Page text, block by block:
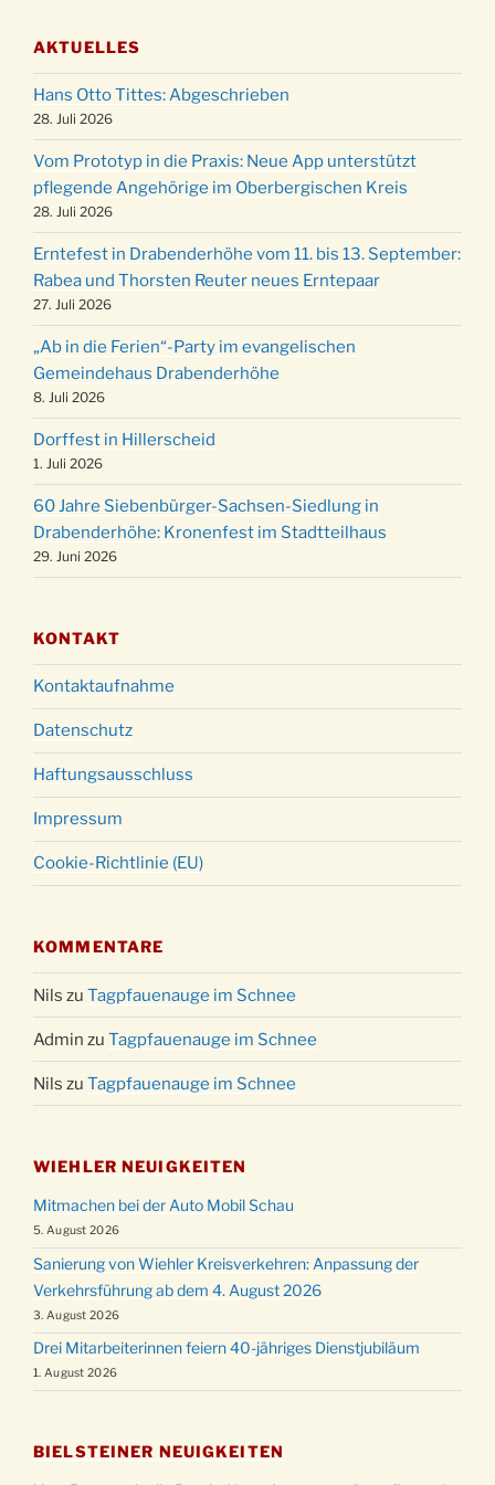
11.12.
Puer-Natus weihnachtliches Brauchtum am
Robert-Gassner-Hof um 17:00 Uhr
19.12.
Kinderbibeltag im Ev. Gemeindehaus von 10-
12 Uhr
20.12.
Weihnachts-Konzert des Honterus Chors in
der Kirche um 17:00 Uhr
24.12.
Familiengottesdienst mit Krippenspiel im Ev.
Gemeindehaus um 15:00 Uhr
24.12. Familiengottesdienst in der FeG um 16 Uhr
24.12.
Weihnachtsgottesdienst in der Kirche um
15:00 Uhr
24.12.
Weihnachtsgottesdienst in der Kirche um
18:00 Uhr
24.12.
Christmette mit der ev. Jugend in der Kirche
um 23:00 Uhr
31.12.
Gottesdienst zu Silvester in der Kirche um
18:00 Uhr
AKTUELLES
Hans Otto Tittes: Abgeschrieben
28. Juli 2026
Vom Prototyp in die Praxis: Neue App unterstützt
pflegende Angehörige im Oberbergischen Kreis
28. Juli 2026
Erntefest in Drabenderhöhe vom 11. bis 13. September:
Rabea und Thorsten Reuter neues Erntepaar
27. Juli 2026
„Ab in die Ferien“-Party im evangelischen
Gemeindehaus Drabenderhöhe
8. Juli 2026
Dorffest in Hillerscheid
1. Juli 2026
60 Jahre Siebenbürger-Sachsen-Siedlung in
Drabenderhöhe: Kronenfest im Stadtteilhaus
29. Juni 2026
KONTAKT
Kontaktaufnahme
Datenschutz
Haftungsausschluss
Impressum
Cookie-Richtlinie (EU)
KOMMENTARE
Nils zu Tagpfauenauge im Schnee
Admin zu Tagpfauenauge im Schnee
Nils zu Tagpfauenauge im Schnee
WIEHLER NEUIGKEITEN
Mitmachen bei der Auto Mobil Schau
5. August 2026
Sanierung von Wiehler Kreisverkehren: Anpassung der
Verkehrsführung ab dem 4. August 2026
3. August 2026
Drei Mitarbeiterinnen feiern 40-jähriges Dienstjubiläum
1. August 2026
BIELSTEINER NEUIGKEITEN